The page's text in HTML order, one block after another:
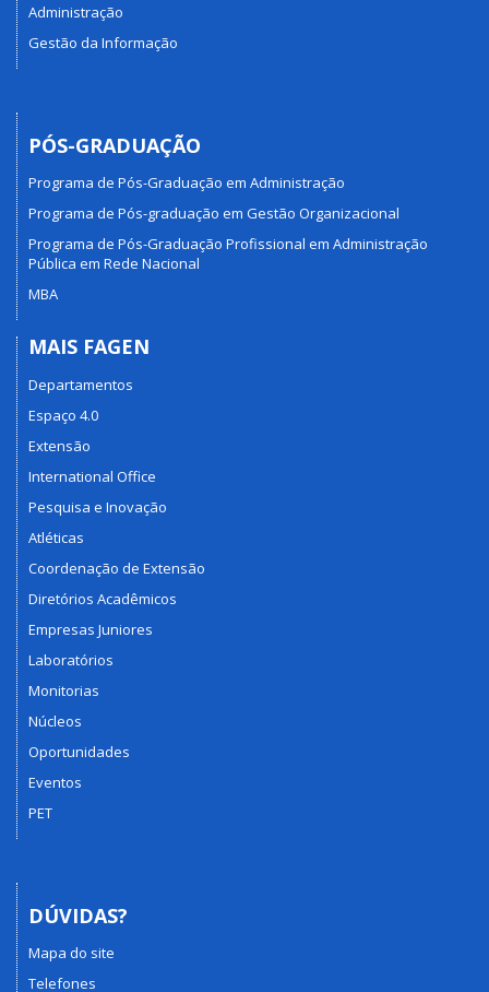
Administração
Gestão da Informação
PÓS-GRADUAÇÃO
Programa de Pós-Graduação em Administração
Programa de Pós-graduação em Gestão Organizacional
Programa de Pós-Graduação Profissional em Administração
Pública em Rede Nacional
MBA
MAIS FAGEN
Departamentos
Espaço 4.0
Extensão
International Office
Pesquisa e Inovação
Atléticas
Coordenação de Extensão
Diretórios Acadêmicos
Empresas Juniores
Laboratórios
Monitorias
Núcleos
Oportunidades
Eventos
PET
DÚVIDAS?
Mapa do site
Telefones